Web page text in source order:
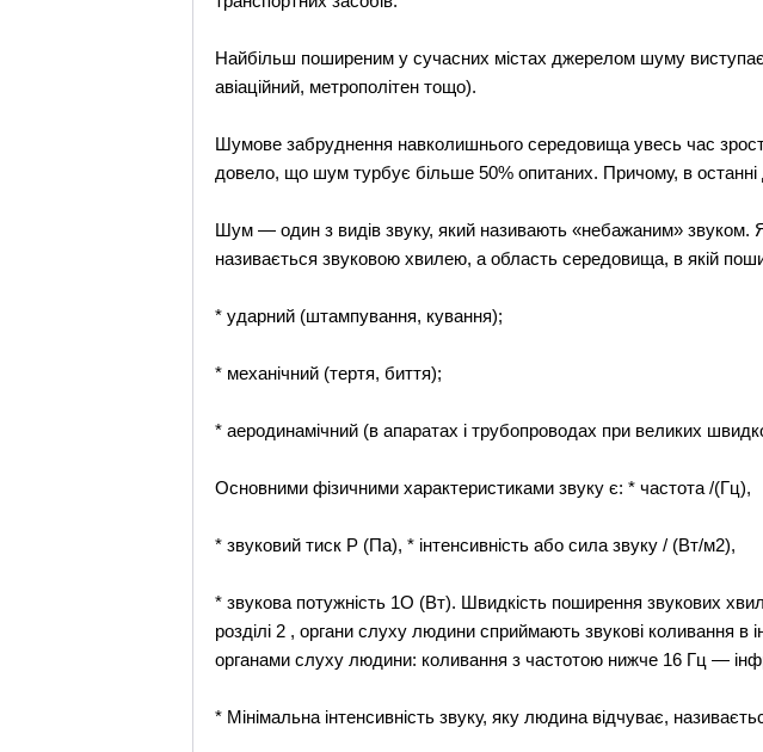
Найбільш поширеним у сучасних містах джерелом шуму виступає
авіаційний, метрополітен тощо).
Шумове забруднення навколишнього середовища увесь час
довело, що шум турбує більше 50% опитаних. Причому, в останні
Шум — один з видів звуку, який називають «небажаним» звуком.
називається звуковою хвилею, а область середовища, в якій
* ударний (штампування, кування);
* механічний (тертя, биття);
* аеродинамічний (в апаратах і трубопроводах при великих
Основними фізичними характеристиками звуку є: * частота /(Гц),
* звуковий тиск Р (Па), * інтенсивність або сила звуку / (Вт/м2),
* звукова потужність 1О (Вт). Швидкість поширення звукових
розділі 2 , органи слуху людини сприймають звукові коливання в
органами слуху людини: коливання з частотою нижче 16 Гц —
* Мінімальна інтенсивність звуку, яку людина відчуває,